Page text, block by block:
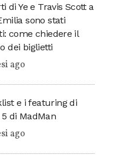
di Ye e Travis Scott a
sono stati
come chiedere il
dei biglietti
ago
e i featuring di
5 di MadMan
ago